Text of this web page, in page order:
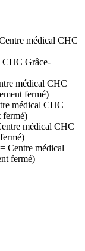
médical CHC
CHC Grâce-
médical CHC
fermé)
médical CHC
fermé)
médical CHC
Centre médical
fermé)